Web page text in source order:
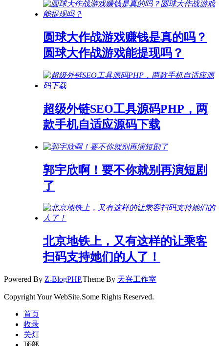
圆球大作战游戏赚钱是真的吗？
圆球大作战游戏能提现吗？
超级外链SEO工具源码PHP，两
款手机自适应源码下载
郭宇欣啊！要不你就别再演短剧
了
北京地铁上，又有这样的让乘客
扫码支持她们的人了！
Powered By Z-BlogPHP,Theme By 天兴工作室
Copyright Your WebSite.Some Rights Reserved.
首页
收录
关灯